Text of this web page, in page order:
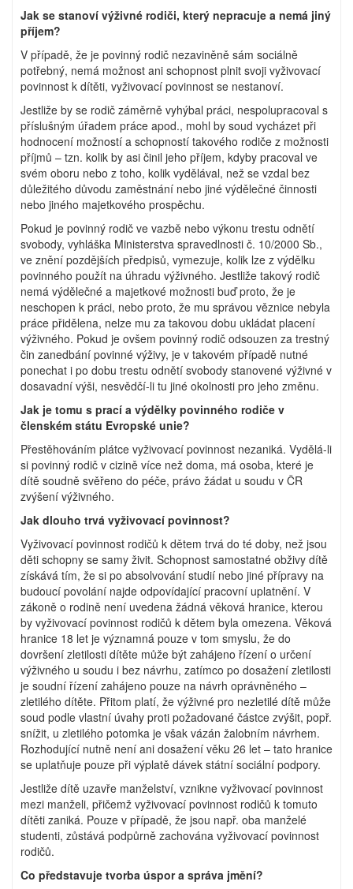
Jak se stanoví výživné rodiči, který nepracuje a nemá jiný
příjem?
V případě, že je povinný rodič nezaviněně sám sociálně
potřebný, nemá možnost ani schopnost plnit svoji vyživovací
povinnost k dítěti, vyživovací povinnost se nestanoví.
Jestliže by se rodič záměrně vyhýbal práci, nespolupracoval s
příslušným úřadem práce apod., mohl by soud vycházet při
hodnocení možností a schopností takového rodiče z možnosti
příjmů – tzn. kolik by asi činil jeho příjem, kdyby pracoval ve
svém oboru nebo z toho, kolik vydělával, než se vzdal bez
důležitého důvodu zaměstnání nebo jiné výdělečné činnosti
nebo jiného majetkového prospěchu.
Pokud je povinný rodič ve vazbě nebo výkonu trestu odnětí
svobody, vyhláška Ministerstva spravedlnosti č. 10/2000 Sb.,
ve znění pozdějších předpisů, vymezuje, kolik lze z výdělku
povinného použít na úhradu výživného. Jestliže takový rodič
nemá výdělečné a majetkové možnosti buď proto, že je
neschopen k práci, nebo proto, že mu správou věznice nebyla
práce přidělena, nelze mu za takovou dobu ukládat placení
výživného. Pokud je ovšem povinný rodič odsouzen za trestný
čin zanedbání povinné výživy, je v takovém případě nutné
ponechat i po dobu trestu odnětí svobody stanovené výživné v
dosavadní výši, nesvědčí-li tu jiné okolnosti pro jeho změnu.
Jak je tomu s prací a výdělky povinného rodiče v
členském státu Evropské unie?
Přestěhováním plátce vyživovací povinnost nezaniká. Vydělá-li
si povinný rodič v cizině více než doma, má osoba, které je
dítě soudně svěřeno do péče, právo žádat u soudu v ČR
zvýšení výživného.
Jak dlouho trvá vyživovací povinnost?
Vyživovací povinnost rodičů k dětem trvá do té doby, než jsou
děti schopny se samy živit. Schopnost samostatné obživy dítě
získává tím, že si po absolvování studií nebo jiné přípravy na
budoucí povolání najde odpovídající pracovní uplatnění. V
zákoně o rodině není uvedena žádná věková hranice, kterou
by vyživovací povinnost rodičů k dětem byla omezena. Věková
hranice 18 let je významná pouze v tom smyslu, že do
dovršení zletilosti dítěte může být zahájeno řízení o určení
výživného u soudu i bez návrhu, zatímco po dosažení zletilosti
je soudní řízení zahájeno pouze na návrh oprávněného –
zletilého dítěte. Přitom platí, že výživné pro nezletilé dítě může
soud podle vlastní úvahy proti požadované částce zvýšit, popř.
snížit, u zletilého potomka je však vázán žalobním návrhem.
Rozhodující nutně není ani dosažení věku 26 let – tato hranice
se uplatňuje pouze při výplatě dávek státní sociální podpory.
Jestliže dítě uzavře manželství, vznikne vyživovací povinnost
mezi manželi, přičemž vyživovací povinnost rodičů k tomuto
dítěti zaniká. Pouze v případě, že jsou např. oba manželé
studenti, zůstává podpůrně zachována vyživovací povinnost
rodičů.
Co představuje tvorba úspor a správa jmění?